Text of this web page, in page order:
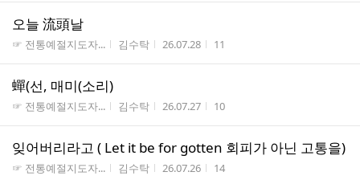
오늘 流頭날
게시판명
☞ 전통예절지도자... 작성자
김수탁 작성시간
26.07.28 조회수
11
蟬(선, 매미(소리)
게시판명
☞ 전통예절지도자... 작성자
김수탁 작성시간
26.07.27 조회수
10
잊어버리라고 ( Let it be for gotten 회피가 아닌 고통을)
게시판명
☞ 전통예절지도자... 작성자
김수탁 작성시간
26.07.26 조회수
14